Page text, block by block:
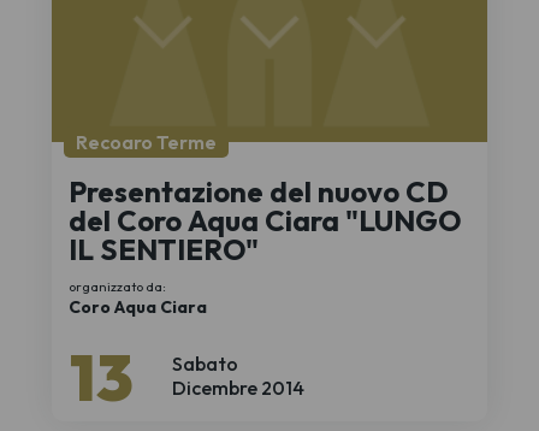
Sabato
13 Dicembre 2014
Recoaro Terme
Presentazione del nuovo CD
del Coro Aqua Ciara "LUNGO
IL SENTIERO"
organizzato da:
Coro Aqua Ciara